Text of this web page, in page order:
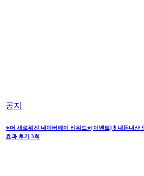
공지
⭐더 새로워진 네이버페이 리워드⭐[이벤트]💊내돈내산
효과 후기 3회